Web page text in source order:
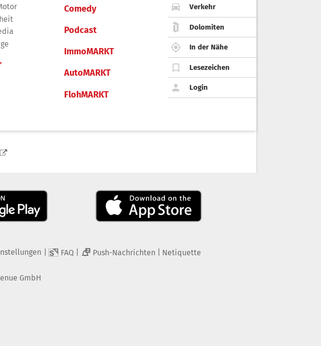
Comedy
Podcast
ImmoMARKT
AutoMARKT
FlohMARKT
Verkehr
Dolomiten
In der Nähe
Lesezeichen
Login
FAQ 2 Push-Nachrichten Netiquette
GmbH